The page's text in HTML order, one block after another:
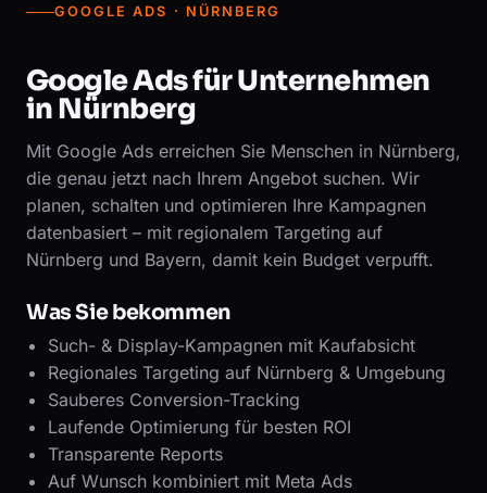
GOOGLE ADS · NÜRNBERG
Google Ads für Unternehmen
in Nürnberg
Mit Google Ads erreichen Sie Menschen in Nürnberg,
die genau jetzt nach Ihrem Angebot suchen. Wir
planen, schalten und optimieren Ihre Kampagnen
datenbasiert – mit regionalem Targeting auf
Nürnberg und Bayern, damit kein Budget verpufft.
Was Sie bekommen
Such- & Display-Kampagnen mit Kaufabsicht
Regionales Targeting auf Nürnberg & Umgebung
Sauberes Conversion-Tracking
Laufende Optimierung für besten ROI
Transparente Reports
Auf Wunsch kombiniert mit Meta Ads